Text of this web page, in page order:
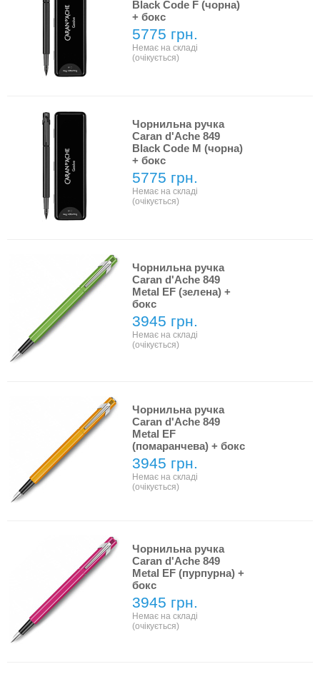
Black Code F (чорна)
+ бокс
5775 грн.
Немає на складі
(очікується)
Чорнильна ручка
Caran d'Ache 849
Black Code М (чорна)
+ бокс
5775 грн.
Немає на складі
(очікується)
Чорнильна ручка
Caran d'Ache 849
Metal EF (зелена) +
бокс
3945 грн.
Немає на складі
(очікується)
Чорнильна ручка
Caran d'Ache 849
Metal EF
(помаранчева) + бокс
3945 грн.
Немає на складі
(очікується)
Чорнильна ручка
Caran d'Ache 849
Metal EF (пурпурна) +
бокс
3945 грн.
Немає на складі
(очікується)